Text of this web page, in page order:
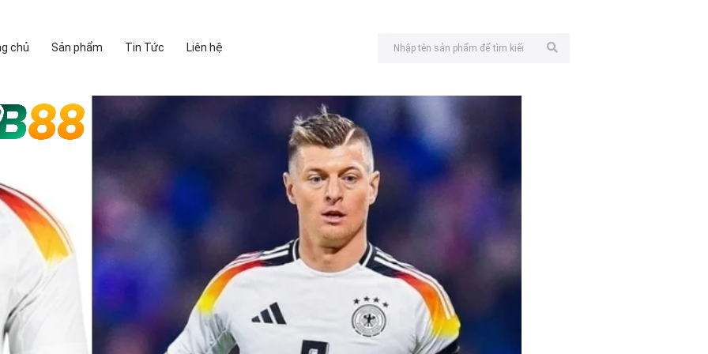
chủ Sản phẩm Tin Tức Liên hệ